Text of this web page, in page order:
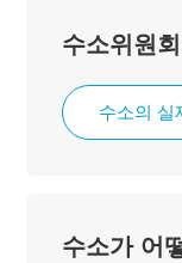
수소위원
수소의 실
수소가 어